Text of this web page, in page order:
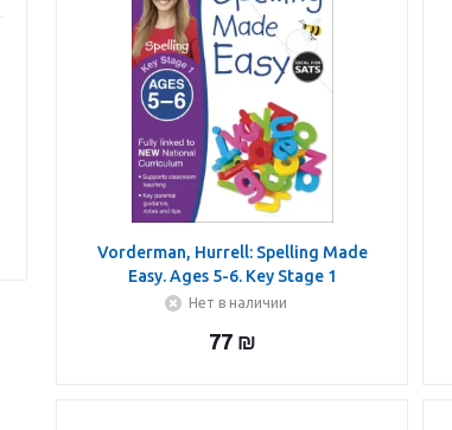
Vorderman, Hurrell: Spelling Made
Easy. Ages 5-6. Key Stage 1
Нет в наличии
77 ₪